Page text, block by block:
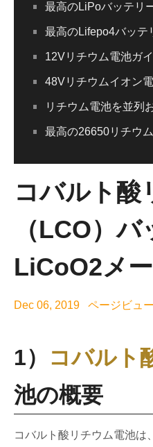
最高のLiPoバッテリ
最高のLifepo4バッテ
12Vリチウム電池ガ
48Vリチウムイオン
リチウム電池を並列
最高の26650リチウ
コバルト酸
（LCO）
LiCoO2メ
Dec 06, 2019 ページビュ
1） コバルト
池の概要
コバルト酸リチウム電池は